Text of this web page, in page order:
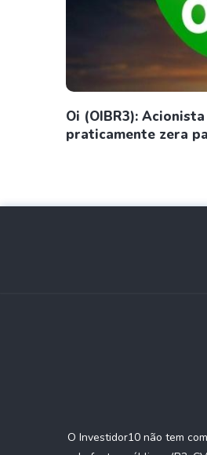
Oi (OIBR3):
praticamente zera
O Investidor10 não tem